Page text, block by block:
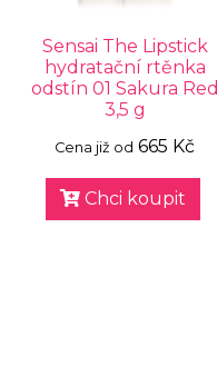
Sensai The Lipstick
hydratační rtěnka
odstín 01 Sakura Red
3,5 g
Cena již od 665 Kč
Chci koupit